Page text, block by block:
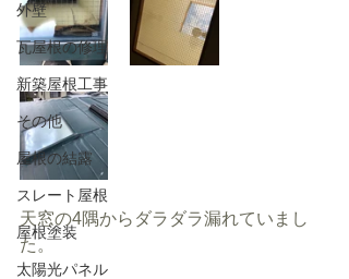
外壁
瓦屋根の修理
新築屋根工事
その他
屋根の結露
スレート屋根
屋根塗装
太陽光パネル
天窓の4隅からダラダラ漏れていまし
た。